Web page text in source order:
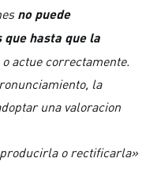
no puede
hasta que la
o actue correctamente.
la
una valoracion
o rectificarla»